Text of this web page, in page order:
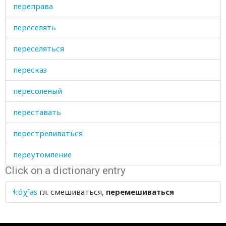
переправа
переселять
переселяться
пересказ
пересоленый
переставать
перестреливаться
переутомление
перец
перечить
Click on a dictionary entry
ɬːóχˤas гл. смешиваться, перемешиваться